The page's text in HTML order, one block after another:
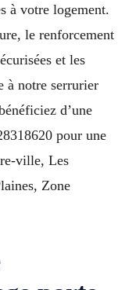
à votre logement.
le renforcement
et les
à notre serrurier
d’une
pour une
ville, Les
Zone